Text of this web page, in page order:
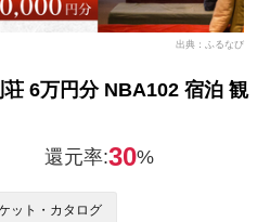
出典：ふるなび
6万円分 NBA102 宿泊 観
還元率:30%
ット・カタログ